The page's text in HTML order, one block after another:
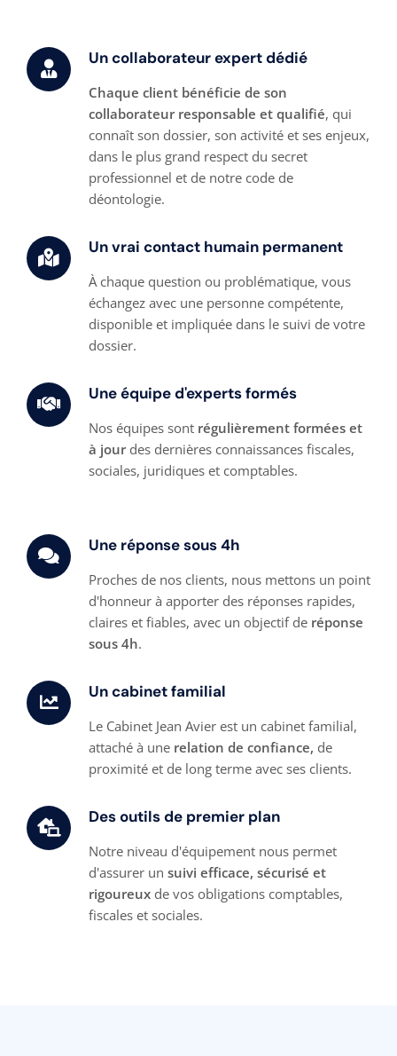
Un collaborateur expert dédié
Chaque client bénéficie de son
collaborateur responsable et qualifié, qui
connaît son dossier, son activité et ses enjeux,
dans le plus grand respect du secret
professionnel et de notre code de
déontologie.
Un vrai contact humain permanent
À chaque question ou problématique, vous
échangez avec une personne compétente,
disponible et impliquée dans le suivi de votre
dossier.
Une équipe d'experts formés
Nos équipes sont régulièrement formées et
à jourdes dernières connaissances fiscales,
sociales, juridiques et comptables.
Une réponse sous 4h
Proches de nos clients, nous mettons un point
d'honneur à apporter des réponses rapides,
claires et fiables, avec un objectif de réponse
sous 4h.
Un cabinet familial
Le Cabinet Jean Avier est un cabinet familial,
attaché à une relation de confiance, de
proximité et de long terme avec ses clients.
Des outils de premier plan
Notre niveau d'équipement nous permet
d'assurer un suivi efficace, sécurisé et
rigoureux de vos obligations comptables,
fiscales et sociales.